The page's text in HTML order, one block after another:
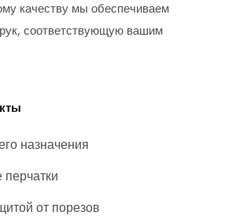
качеству мы обеспечиваем
соответствующую вашим
назначения
от порезов